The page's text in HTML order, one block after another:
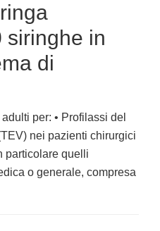
siringhe in
di
per: • Profilassi del
nei pazienti chirurgici
particolare quelli
o generale, compresa